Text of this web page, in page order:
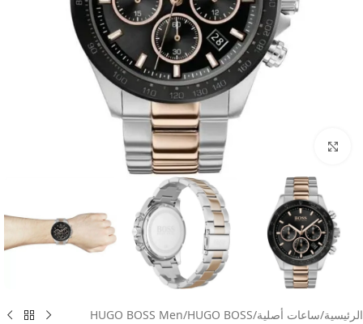
الرئيسية/ساعات أصلية/
HUGO BOSS
/
HUGO BOSS Men